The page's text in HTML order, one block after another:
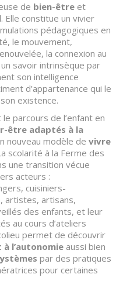
de bien-être et
. Elle constitue un vivier
pédagogiques en
le mouvement,
la connexion au
savoir intrinsèque par
son intelligence
d’appartenance qui le
existence.
parcours de l’enfant en
être adaptés à la
nouveau modèle de vivre
scolarité à la Ferme des
une transition vécue
acteurs :
cuisiniers-
artistes, artisans,
des enfants, et leur
au cours d’ateliers
permet de découvrir
l’autonomie aussi bien
par des pratiques
pour certaines